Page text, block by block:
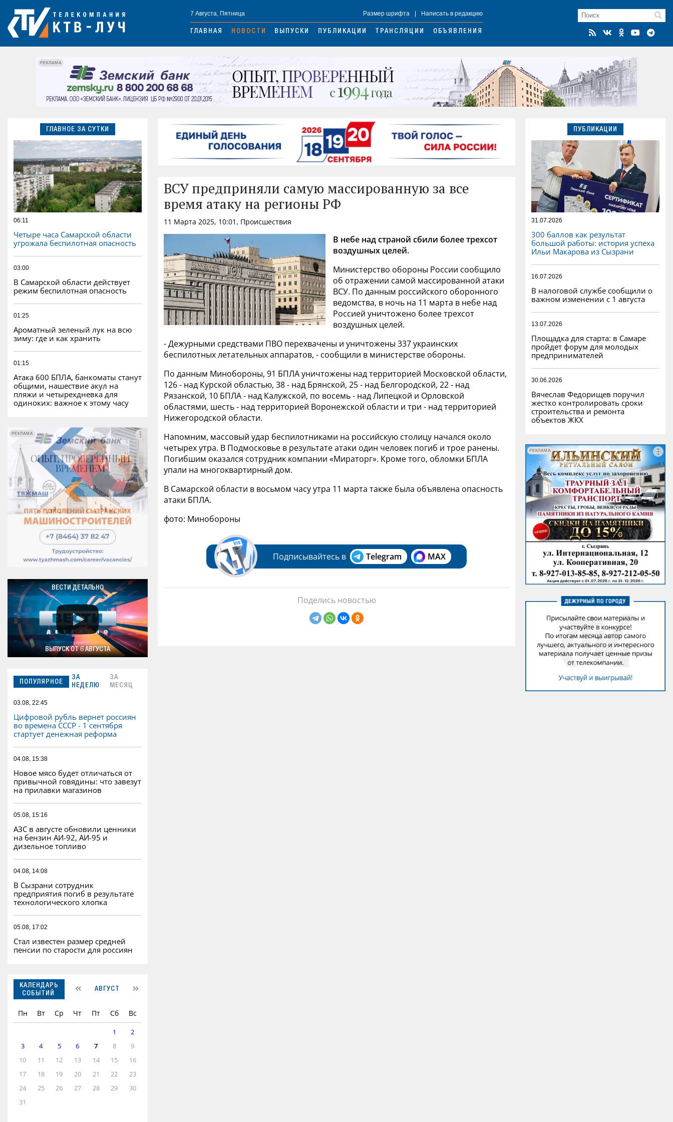
7 Августа, Пятница Размер шрифта Написать в редакцию
ГЛАВНАЯ НОВОСТИ ВЫПУСКИ ПУБЛИКАЦИИ ТРАНСЛЯЦИИ ОБЪЯВЛЕНИЯ
РЕКЛАМА
ГЛАВНОЕ ЗА СУТКИ
06:11
Четыре часа Самарской области
угрожала беспилотная опасность
03:00
В Самарской области действует
режим беспилотная опасность
01:25
Ароматный зеленый лук на всю
зиму: где и как хранить
01:15
Атака 600 БПЛА, банкоматы станут
общими, нашествие акул на
пляжи и четырехдневка для
одиноких: важное к этому часу
РЕКЛАМА
РЕКЛАМА
ВЕСТИ ДЕТАЛЬНО
ВЫПУСК ОТ 6 АВГУСТА
ПОПУЛЯРНОЕ
ЗА
НЕДЕЛЮ
ЗА
МЕСЯЦ
03.08, 22:45
Цифровой рубль вернет россиян
во времена СССР - 1 сентября
стартует денежная реформа
04.08, 15:38
Новое мясо будет отличаться от
привычной говядины: что завезут
на прилавки магазинов
05.08, 15:16
АЗС в августе обновили ценники
на бензин АИ-92, АИ-95 и
дизельное топливо
04.08, 14:08
В Сызрани сотрудник
предприятия погиб в результате
технологического хлопка
05.08, 17:02
Стал известен размер средней
пенсии по старости для россиян
КАЛЕНДАРЬ
СОБЫТИЙ
АВГУСТ
Пн Вт Ср Чт Пт Сб Вс
1
2
3
4 5 6 7 8
9
10
11 12 13 14 15
16
17
18 19 20 21 22
23
24
25 26 27 28 29
30
31
ВСУ предприняли самую массированную за все
время атаку на регионы РФ
11 Марта 2025, 10:01, Происшествия
В небе над страной сбили более трехсот
воздушных целей.
Министерство обороны России сообщило
об отражении самой массированной атаки
ВСУ. По данным российского оборонного
ведомства, в ночь на 11 марта в небе над
Россией уничтожено более трехсот
воздушных целей.
- Дежурными средствами ПВО перехвачены и уничтожены 337 украинских
беспилотных летательных аппаратов, - сообщили в министерстве обороны.
По данным Минобороны, 91 БПЛА уничтожены над территорией Московской области,
126 - над Курской областью, 38 - над Брянской, 25 - над Белгородской, 22 - над
Рязанской, 10 БПЛА - над Калужской, по восемь - над Липецкой и Орловской
областями, шесть - над территорией Воронежской области и три - над территорией
Нижегородской области.
Напомним, массовый удар беспилотниками на российскую столицу начался около
четырех утра. В Подмосковье в результате атаки один человек погиб и трое ранены.
Погибшим оказался сотрудник компании «Мираторг». Кроме того, обломки БПЛА
упали на многоквартирный дом.
В Самарской области в восьмом часу утра 11 марта также была объявлена опасность
атаки БПЛА.
фото: Минобороны
Подписывайтесь в Telegram MAX
Поделись новостью
ПУБЛИКАЦИИ
31.07.2026
300 баллов как результат
большой работы: история успеха
Ильи Макарова из Сызрани
16.07.2026
В налоговой службе сообщили о
важном изменении с 1 августа
13.07.2026
Площадка для старта: в Самаре
пройдет форум для молодых
предпринимателей
30.06.2026
Вячеслав Федорищев поручил
жестко контролировать сроки
строительства и ремонта
объектов ЖКХ
РЕКЛАМА